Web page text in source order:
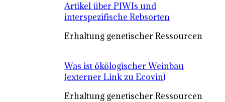
Artikel über PIWIs und
interspezifische Rebsorten
Erhaltung genetischer Ressourcen
Was ist ökölogischer Weinbau
(externer Link zu Ecovin)
Erhaltung genetischer Ressourcen